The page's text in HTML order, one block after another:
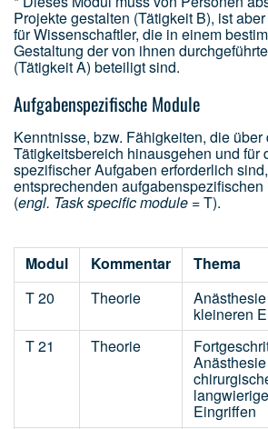
Projekte gestalten (Tätigkeit B), ist
für Wissenschaftler, die in einem
Gestaltung der von ihnen
(Tätigkeit A) beteiligt sind.
Aufgabenspezifische Module
Kenntnisse, bzw. Fähigkeiten, die
Tätigkeitsbereich hinausgehen und für
spezifischer Aufgaben erforderlich
entsprechenden
(engl. Task specific module = T).
Modul Kommentar Thema
T 20
Theorie
kleineren
T 21 Theorie
Eingriffen